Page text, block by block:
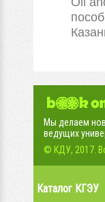
Мы делаем
ведущих
© КДУ, 2017.
Каталог КГЭУ